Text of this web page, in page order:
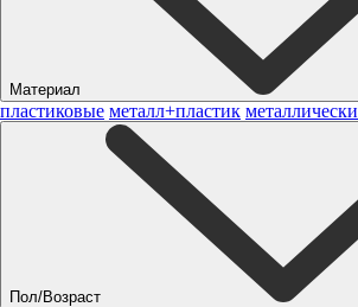
Материал
пластиковые металл+пластик
Пол/Возраст